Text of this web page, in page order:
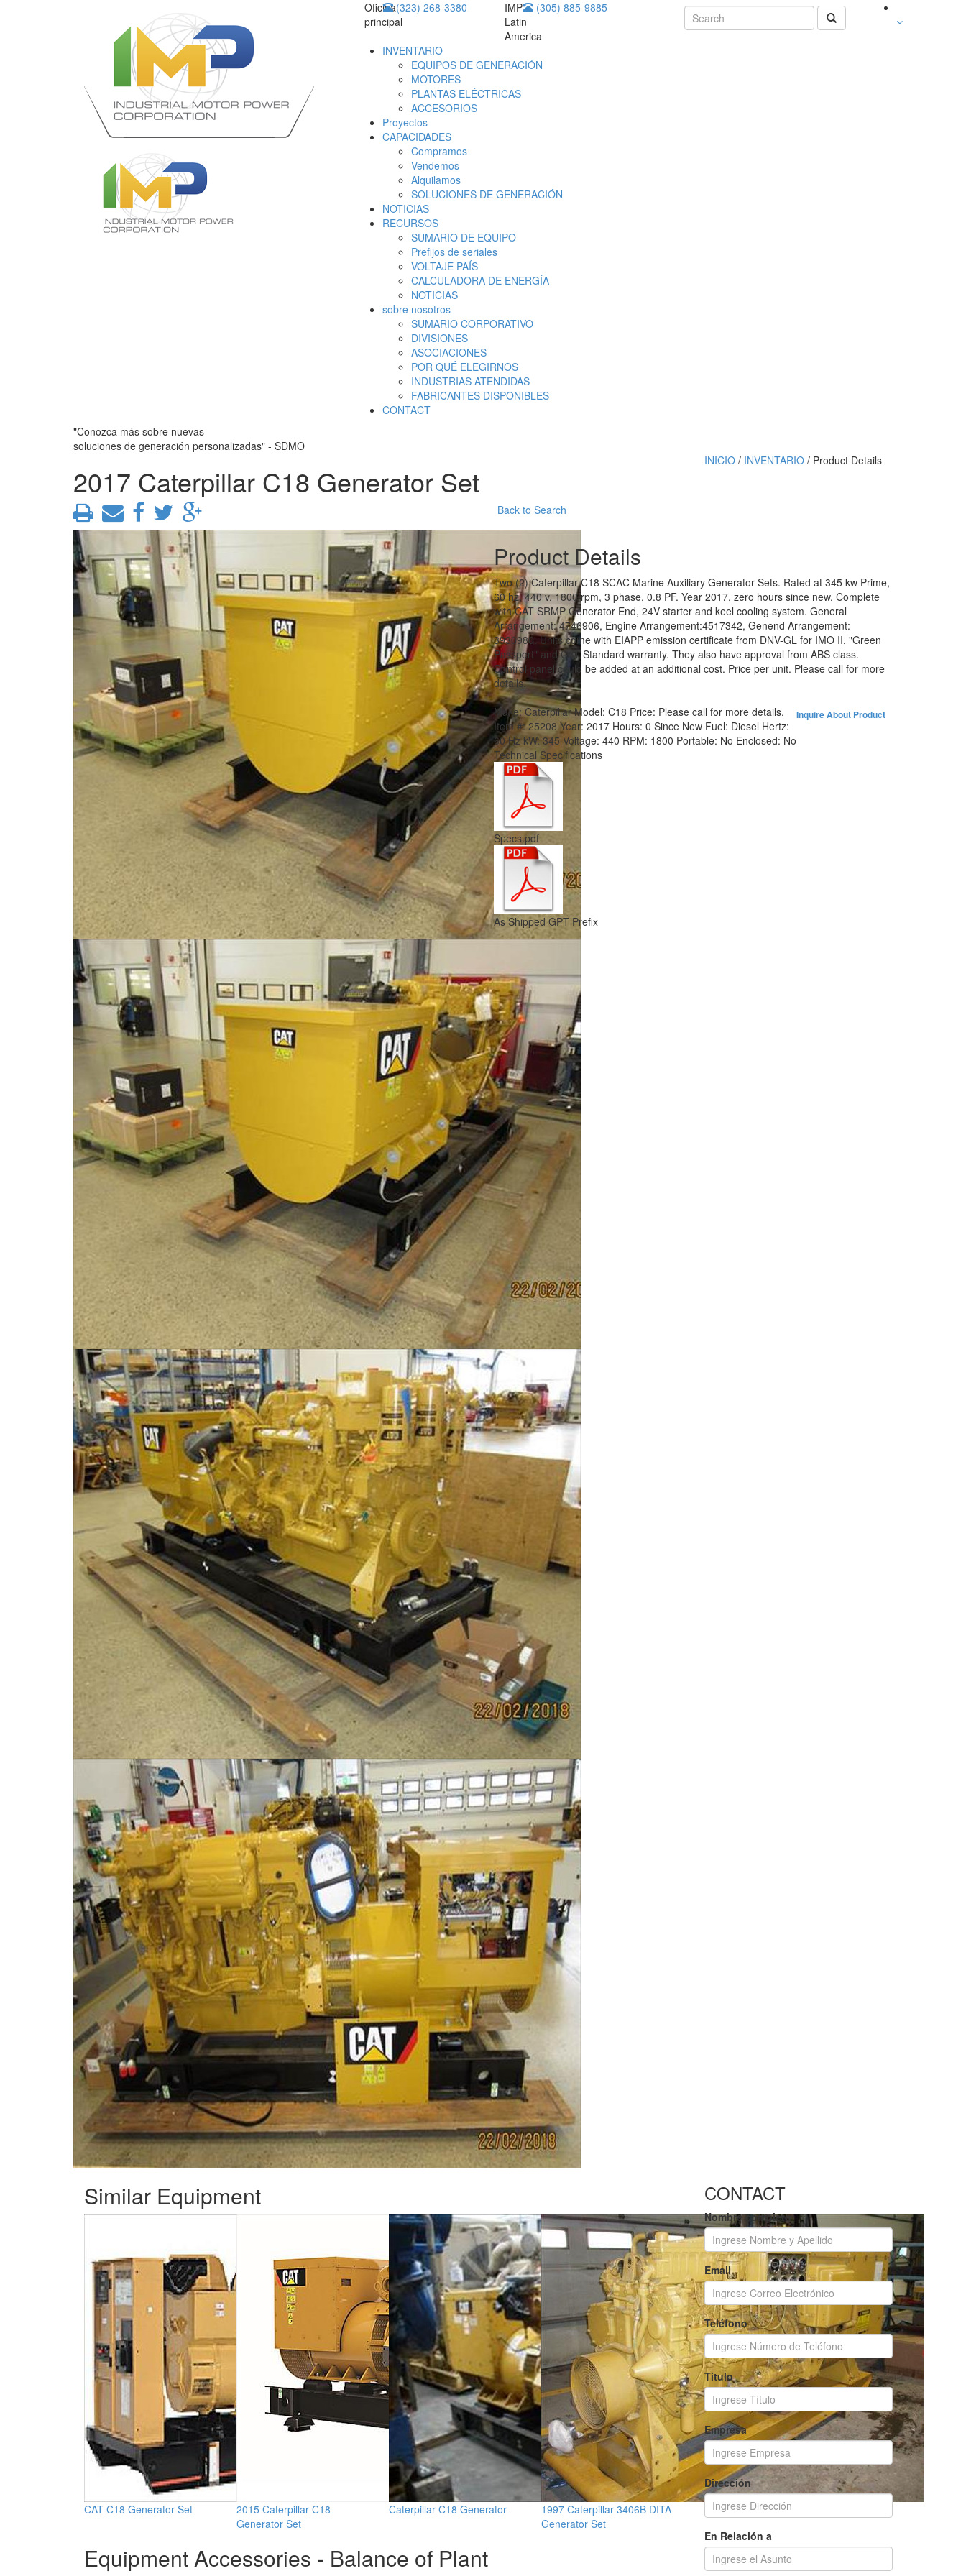
Oficina
principal
(323) 268-3380
IMP
Latin
America
(305) 885-9885
INVENTARIO
EQUIPOS DE GENERACIÓN
MOTORES
PLANTAS ELÉCTRICAS
ACCESORIOS
Proyectos
CAPACIDADES
Compramos
Vendemos
Alquilamos
SOLUCIONES DE GENERACIÓN
NOTICIAS
RECURSOS
SUMARIO DE EQUIPO
Prefijos de seriales
VOLTAJE PAÍS
CALCULADORA DE ENERGÍA
NOTICIAS
sobre nosotros
SUMARIO CORPORATIVO
DIVISIONES
ASOCIACIONES
POR QUÉ ELEGIRNOS
INDUSTRIAS ATENDIDAS
FABRICANTES DISPONIBLES
CONTACT
"Conozca más sobre nuevas
soluciones de generación personalizadas" - SDMO
2017 Caterpillar C18 Generator Set
INICIO/ INVENTARIO/ Product Details
Back to Search
Product Details
Two (2) Caterpillar C18 SCAC Marine Auxiliary Generator Sets. Rated at 345 kw Prime,
60 hz, 440 v, 1800 rpm, 3 phase, 0.8 PF. Year 2017, zero hours since new. Complete
with CAT SRMP Generator End, 24V starter and keel cooling system. General
Arrangement: 4746906, Engine Arrangement:4517342, Genend Arrangement:
3930980. Units come with EIAPP emission certificate from DNV-GL for IMO II, "Green
Passport" and CAT Standard warranty. They also have approval from ABS class.
Control panel could be added at an additional cost. Price per unit. Please call for more
details.
Inquire About Product
Make:Caterpillar Model: C18 Price: Please call for more details.
Item #:25208 Year: 2017 Hours: 0 Since New Fuel: Diesel Hertz:
60 Hz kW: 345 Voltage: 440 RPM: 1800 Portable: No Enclosed: No
Technical Specifications
Specs.pdf
As Shipped GPT Prefix
Similar Equipment
CAT C18 Generator Set
2015 Caterpillar C18
Generator Set
Caterpillar C18 Generator
1997 Caterpillar 3406B DITA
Generator Set
Equipment Accessories - Balance of Plant
CONTACT
Nombre completo
Email
Teléfono
Título
Empresa
Dirección
En Relación a